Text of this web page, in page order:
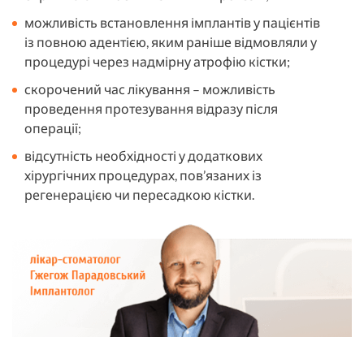
можливість встановлення імплантів у пацієнтів
із повною адентією, яким раніше відмовляли у
процедурі через надмірну атрофію кістки;
скорочений час лікування – можливість
проведення протезування відразу після
операції;
відсутність необхідності у додаткових
хірургічних процедурах, пов’язаних із
регенерацією чи пересадкою кістки.